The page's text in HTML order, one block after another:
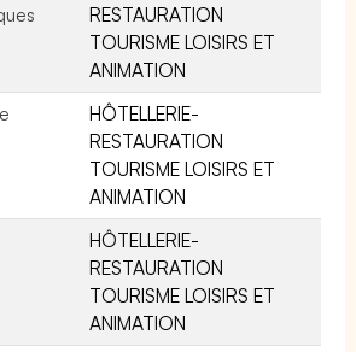
RESTAURATION
TOURISME LOISIRS ET
ANIMATION
HÔTELLERIE-
RESTAURATION
TOURISME LOISIRS ET
ANIMATION
HÔTELLERIE-
RESTAURATION
TOURISME LOISIRS ET
ANIMATION